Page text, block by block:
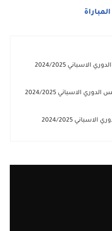
الاسباني 2024/2025
الاسباني 2024/2025
2024/2025